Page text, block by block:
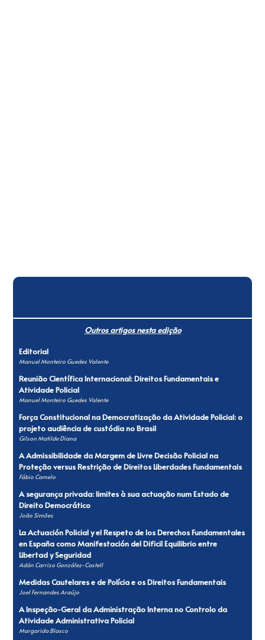
Outros artigos nesta edição
Editorial
Manuel Monteiro Guedes Valente
Reunião Científica Internacional: Direitos Fundamentais e
Atividade Policial
Manuel Monteiro Guedes Valente
Força Constitucional na Democratização da Atividade Policial: o
projeto audiência de custódia no Brasil
Gilson Matilde Diana
A Admissibilidade da Margem de Livre Decisão Policial na
Proteção versus Restrição de Direitos Liberdades Fundamentais
Fábio Camelo
A segurança privada: limites à sua actuação num Estado de
Direito Democrático
João Simões
La Actuación Policial y el Respeto de los Derechos Fundamentales
en España como Manifestación del Dificil Equilibrio entre
Libertad y Seguridad
Adán Carrizo González-Castell
Medidas Cautelares e de Polícia e os Direitos Fundamentais
Joel Fernandes Araújo
A Inspeção-Geral da Administração Interna no Controlo da
Atividade Administrativa Policial
Margarida Blasco